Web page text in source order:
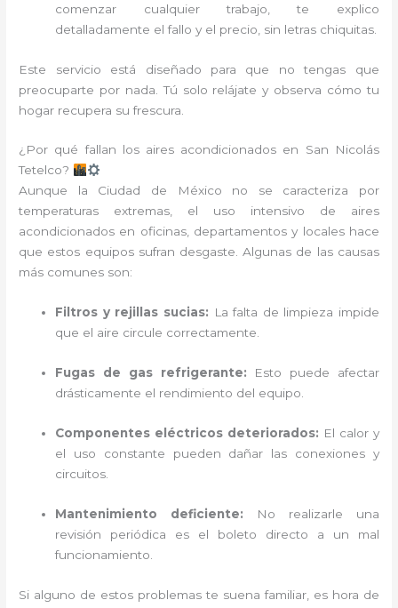
comenzar cualquier trabajo, te explico
detalladamente el fallo y el precio, sin letras chiquitas.
Este servicio está diseñado para que no tengas que
preocuparte por nada. Tú solo relájate y observa cómo tu
hogar recupera su frescura.
¿Por qué fallan los aires acondicionados en San Nicolás
Tetelco?
Aunque la Ciudad de México no se caracteriza por
temperaturas extremas, el uso intensivo de aires
acondicionados en oficinas, departamentos y locales hace
que estos equipos sufran desgaste. Algunas de las causas
más comunes son:
Filtros y rejillas sucias: La falta de limpieza impide
que el aire circule correctamente.
Fugas de gas refrigerante: Esto puede afectar
drásticamente el rendimiento del equipo.
Componentes eléctricos deteriorados: El calor y
el uso constante pueden dañar las conexiones y
circuitos.
Mantenimiento deficiente: No realizarle una
revisión periódica es el boleto directo a un mal
funcionamiento.
Si alguno de estos problemas te suena familiar, es hora de